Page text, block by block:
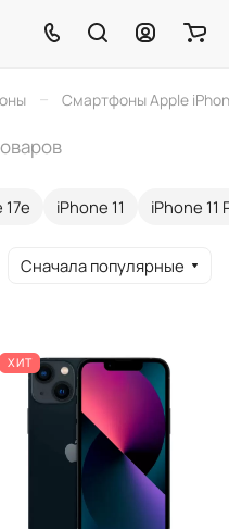
– Смартфоны Apple
iPhone 11 iPhone 11
Сначала популярные
ХИТ